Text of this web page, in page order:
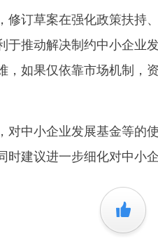
订草案在强化政策扶持
于推动解决制约中小企业
，如果仅依靠市场机制，
中小企业发展基金等的使
建议进一步细化对中小企
+1